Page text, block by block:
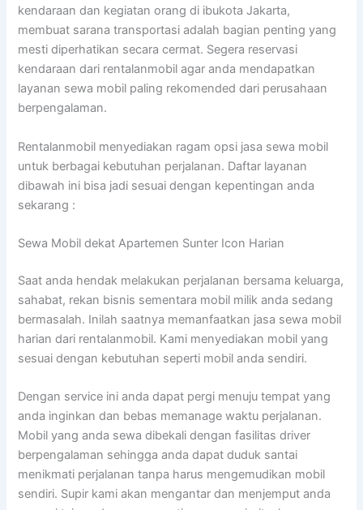
kendaraan dan kegiatan orang di ibukota Jakarta,
membuat sarana transportasi adalah bagian penting yang
mesti diperhatikan secara cermat. Segera reservasi
kendaraan dari rentalanmobil agar anda mendapatkan
layanan sewa mobil paling rekomended dari perusahaan
berpengalaman.
Rentalanmobil menyediakan ragam opsi jasa sewa mobil
untuk berbagai kebutuhan perjalanan. Daftar layanan
dibawah ini bisa jadi sesuai dengan kepentingan anda
sekarang :
Sewa Mobil dekat Apartemen Sunter Icon Harian
Saat anda hendak melakukan perjalanan bersama keluarga,
sahabat, rekan bisnis sementara mobil milik anda sedang
bermasalah. Inilah saatnya memanfaatkan jasa sewa mobil
harian dari rentalanmobil. Kami menyediakan mobil yang
sesuai dengan kebutuhan seperti mobil anda sendiri.
Dengan service ini anda dapat pergi menuju tempat yang
anda inginkan dan bebas memanage waktu perjalanan.
Mobil yang anda sewa dibekali dengan fasilitas driver
berpengalaman sehingga anda dapat duduk santai
menikmati perjalanan tanpa harus mengemudikan mobil
sendiri. Supir kami akan mengantar dan menjemput anda